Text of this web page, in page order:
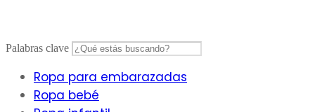
Palabras clave
Ropa para embarazadas
Ropa bebé